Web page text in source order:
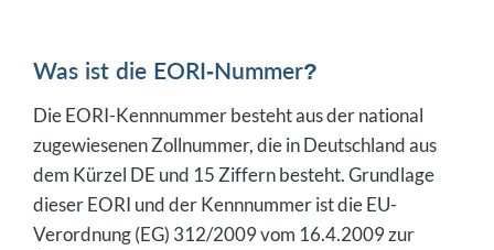
Was ist die EORI-Nummer?
Die EORI-Kennnummer besteht aus der national
zugewiesenen Zollnummer, die in Deutschland aus
dem Kürzel DE und 15 Ziffern besteht. Grundlage
dieser EORI und der Kennnummer ist die EU-
Verordnung (EG) 312/2009 vom 16.4.2009 zur